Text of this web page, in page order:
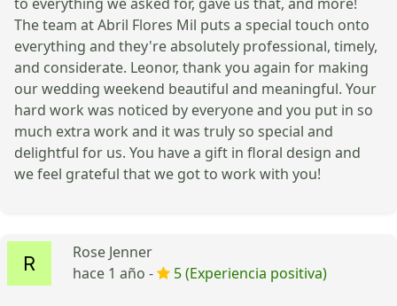
The team at Abril Flores Mil puts a special touch onto
everything and they're absolutely professional, timely,
and considerate. Leonor, thank you again for making
our wedding weekend beautiful and meaningful. Your
hard work was noticed by everyone and you put in so
much extra work and it was truly so special and
delightful for us. You have a gift in floral design and
we feel grateful that we got to work with you!
Rose Jenner
hace 1 año -
5 (Experiencia positiva)